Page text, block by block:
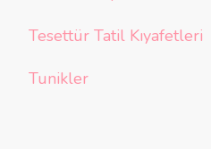
Tesettür Tatil Kıyafetleri
Tunikler